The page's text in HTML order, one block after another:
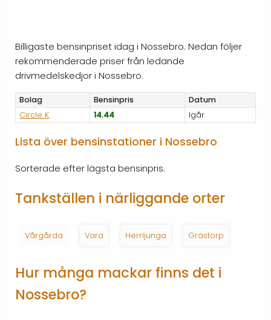
Billigaste bensinpriset idag i Nossebro. Nedan följer
rekommenderade priser från ledande
drivmedelskedjor i Nossebro.
Bolag Bensinpris
Datum
Circle K
14.44 Igår
Lista över bensinstationer i Nossebro
Sorterade efter lägsta bensinpris.
Tankställen i närliggande orter
Vårgårda Vara Herrljunga Grästorp
Hur många mackar finns det i
Nossebro?